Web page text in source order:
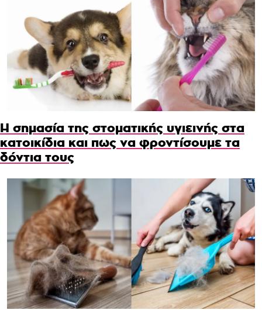
Η σημασία της στοματικής υγιεινής στα
κατοικίδια και πως να φροντίσουμε τα
δόντια τους